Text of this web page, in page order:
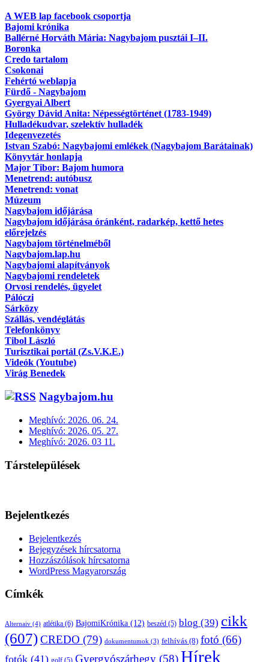
A WEB lap facebook csoportja
Bajomi krónika
Ballérné Horváth Mária: Nagybajom pusztái I–II.
Boronka
Credo tartalom
Csokonai
Fehértó weblapja
Fürdő - Nagybajom
Gyergyai Albert
György Dávid Anita: Népességtörténet (1783-1949)
Hulladékudvar, szelektív hulladék
Idegenvezetés
Istvan Szabó: Nagybajomi emlékek (Nagybajom Barátainak)
Könyvtár honlapja
Major Tibor: Bajom humora
Menetrend: autóbusz
Menetrend: vonat
Múzeum
Nagybajom időjárása
Nagybajom időjárása óránként, radarkép, kettő hetes
előrejelzés
Nagybajom történelméből
Nagybajom.lap.hu
Nagybajomi alapítványok
Nagybajomi rendeletek
Orvosi rendelés, ügyelet
Pálóczi
Sárközy
Szállás, vendéglátás
Telefonkönyv
Tibol László
Turisztikai portál (Zs.V.K.E.)
Videók (Youtube)
Virág Benedek
Nagybajom.hu
Meghívó: 2026. 06. 24.
Meghívó: 2026. 05. 27.
Meghívó: 2026. 03 11.
Társtelepülések
Bejelentkezés
Bejelentkezés
Bejegyzések hírcsatorna
Hozzászólások hírcsatorna
WordPress Magyarország
Címkék
Alternaiv (4) atlétika (6) BajomiKrónika (12) beszéd (5) blog (39) cikk
(607)CREDO (79) dokumentumok (3) felhívás (8) fotó (66)
fotók (41) golf (5) Gyergyószárhegy (58)Hírek